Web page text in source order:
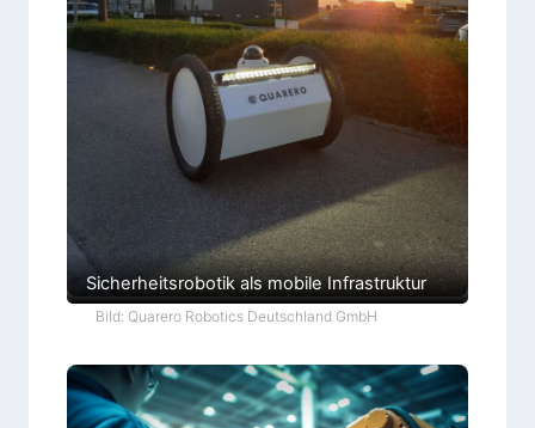
Sicherheitsrobotik als mobile Infrastruktur
Bild: Quarero Robotics Deutschland GmbH